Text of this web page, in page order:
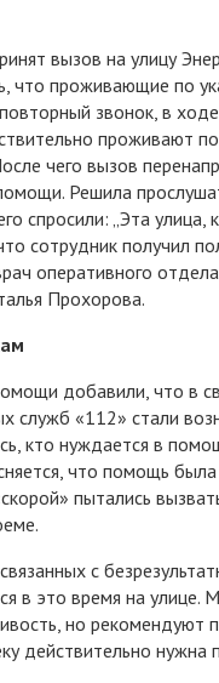
вызов на улицу
что проживающие по
звонок, в
проживают
чего вызов
Решила
спросили: „Эта улица,
сотрудник получил
оперативного
Прохорова.
добавили, что в
служб «112» стали
кто нуждается в
что помощь
пытались
с
в это время на улице.
но рекомендуют
действительно нужна